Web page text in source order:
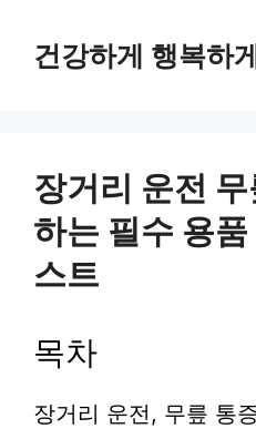
건강하게 행복하
장거리 운전
하는 필수 용
스트
목차
장거리 운전, 무릎 통